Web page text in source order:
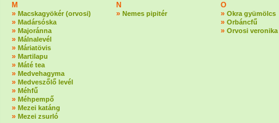
M
» Macskagyökér (orvosi)
» Madársóska
» Majoránna
» Málnalevél
» Máriatövis
» Martilapu
» Máté tea
» Medvehagyma
» Medveszőlő levél
» Méhfű
» Méhpempő
» Mezei katáng
» Mezei zsurló
N
» Nemes pipitér
O
» Okra gyümölcs
» Orbáncfű
» Orvosi veronika